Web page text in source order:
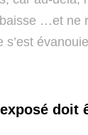
…et ne
s’est
doit